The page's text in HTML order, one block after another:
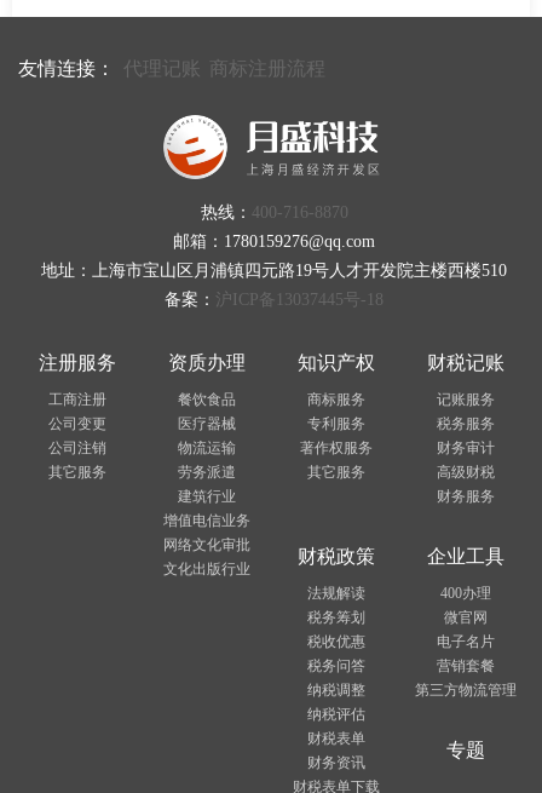
友情连接： 代理记账 商标注册流程
热线： 400-716-8870
邮箱：1780159276@qq.com
地址：上海市宝山区月浦镇四元路19号人才开发院主楼西楼510
备案： 沪ICP备13037445号-18
注册服务
工商注册
公司变更
公司注销
其它服务
资质办理
餐饮食品
医疗器械
物流运输
劳务派遣
建筑行业
增值电信业务
网络文化审批
文化出版行业
知识产权
商标服务
专利服务
著作权服务
其它服务
财税记账
记账服务
税务服务
财务审计
高级财税
财务服务
财税政策
法规解读
税务筹划
税收优惠
税务问答
纳税调整
纳税评估
财税表单
财务资讯
财税表单下载
企业工具
400办理
微官网
电子名片
营销套餐
第三方物流管理
专题